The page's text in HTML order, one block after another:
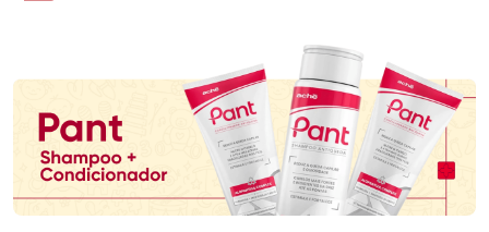
Promoção em Destaque